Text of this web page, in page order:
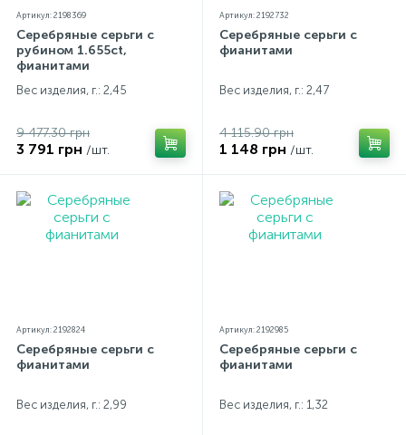
Артикул: 2198369
Серебряные серьги с
рубином 1.655ct,
фианитами
Вес изделия, г.: 2,45
9 477.30 грн
3 791 грн /шт.
Артикул: 2192732
Серебряные серьги с
фианитами
Вес изделия, г.: 2,47
4 115.90 грн
1 148 грн /шт.
Артикул: 2192824
Серебряные серьги с
фианитами
Вес изделия, г.: 2,99
Артикул: 2192985
Серебряные серьги с
фианитами
Вес изделия, г.: 1,32